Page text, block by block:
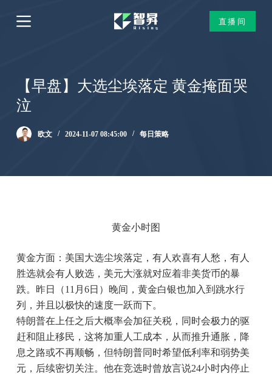
跳
过
直播间
【早盘】大选尘埃落定 黄金掩面哭
泣
欧文 2024-11-07 08:45:00 每日策略
黄金小时图
黄金方面：美国大选尘埃落定，有人欢喜有人愁，有人
胜选就会有人败选，美元大涨就对应着非美货币的暴
跌。昨日（11月6日）晚间，黄金白银也加入到跳水行
列，并且以极快的速度一跃而下。
特朗普在上任之后大概率会加征关税，同时会极力的驱
赶和阻止移民，这将加重人工成本，从而推升通胀，降
息之路或不再顺畅，但特朗普同时希望低利率和弱势美
元，后续密切关注。他在竞选时曾放言说24小时内停止